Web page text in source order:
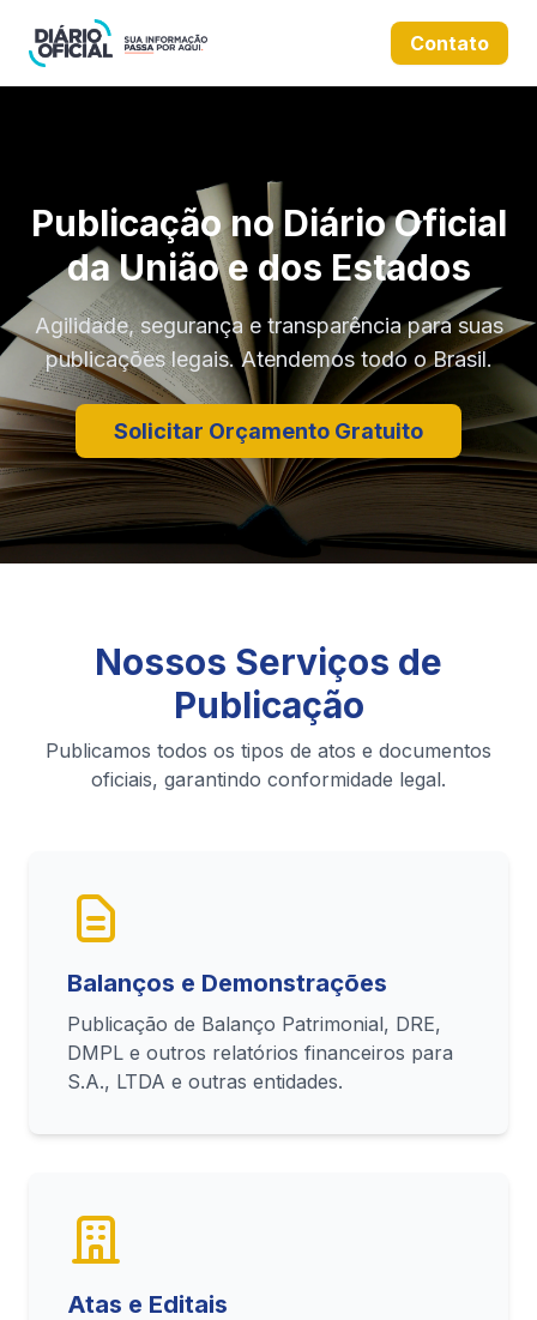
Contato
Publicação no Diário Oficial
da União e dos Estados
Agilidade, segurança e transparência para suas
publicações legais. Atendemos todo o Brasil.
Solicitar Orçamento Gratuito
Nossos Serviços de
Publicação
Publicamos todos os tipos de atos e documentos
oficiais, garantindo conformidade legal.
Balanços e Demonstrações
Publicação de Balanço Patrimonial, DRE,
DMPL e outros relatórios financeiros para
S.A., LTDA e outras entidades.
Atas e Editais